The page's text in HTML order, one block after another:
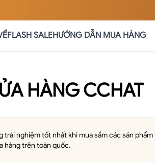
FLASH SALEHƯỚNG DẪN MUA HÀNG
HÀNG CCHAT
nghiệm tốt nhất khi mua sắm các sản
hàng trên toàn quốc.